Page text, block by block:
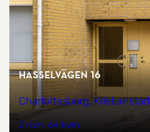
Hasselvägen 16
Charlottesborg, Kristianstad
2 rum 64 kvm